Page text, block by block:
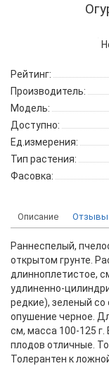
Рейтинг:
Производитель:
Модель:
Доступно:
Ед.измерения:
Тип растения:
Фасовка:
Описание Отзывы
Раннеспелый,
открытом грунте.
длинноплетистое,
удлиненно-
редкие), зеленый
опушение черное.
см, масса 100-125
плодов отличные.
Толерантен к